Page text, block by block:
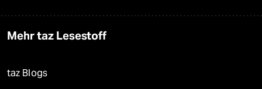
Mehr taz Lesestoff
taz Blogs